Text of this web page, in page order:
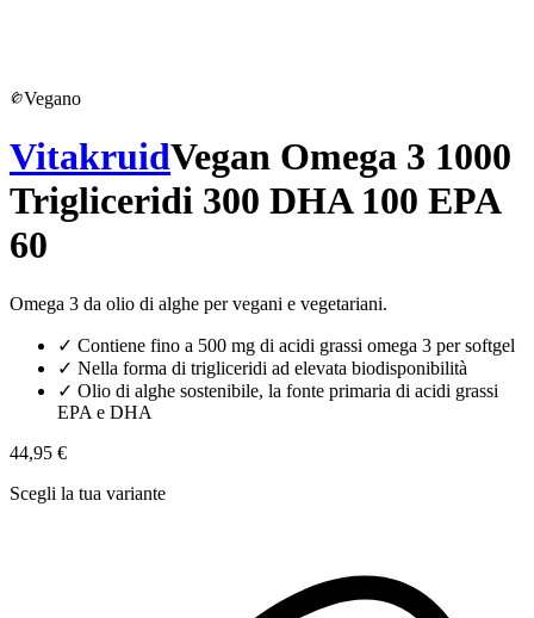
Vegano
VitakruidVegan Omega 3 1000
Trigliceridi 300 DHA 100 EPA
60
Omega 3 da olio di alghe per vegani e vegetariani.
✓ Contiene fino a 500 mg di acidi grassi omega 3 per softgel
✓ Nella forma di trigliceridi ad elevata biodisponibilità
✓ Olio di alghe sostenibile, la fonte primaria di acidi grassi
EPA e DHA
44,95 €
Scegli la tua variante